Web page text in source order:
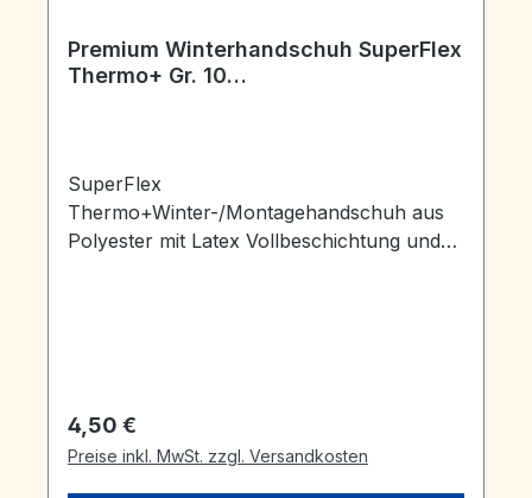
Premium Winterhandschuh SuperFlex
Thermo+ Gr. 10
SuperFlex
Thermo+Winter-/Montagehandschuh aus
Polyester mit Latex Vollbeschichtung und
Gauge PolyesterBeschichtung: Latex,
Latexschaum Schutzklasse: Kat. IIGrößen:
Regulärer Preis:
4,50 €
Preise inkl. MwSt. zzgl. Versandkosten